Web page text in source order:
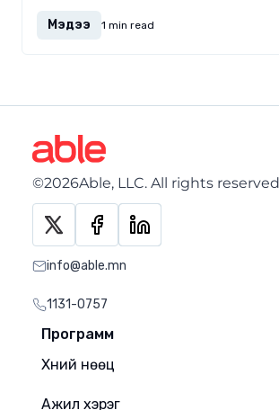
Мэдээ 1 min read
©2026Able, LLC. All rights reserved
info@able.mn
1131-0757
Программ
Хүний нөөц
Ажил хэрэг